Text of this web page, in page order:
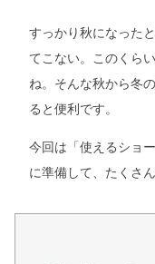
すっかり秋になった
てこない。このくら
ね。そんな秋から冬
ると便利です。
今回は「使えるショ
に準備して、たくさ